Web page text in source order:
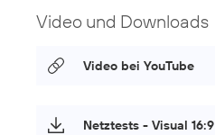
Video und Downloads
Video bei YouTube
Netztests - Visual 16:9